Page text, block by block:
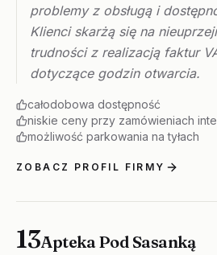
problemy z obsługą i
Klienci skarżą się na
trudności z realizacją faktur
dotyczące godzin otwarcia.
całodobowa dostępność
niskie ceny przy zamówieniach
możliwość parkowania na tyłach
ZOBACZ PROFIL FIRMY
13Apteka Pod Sasanką